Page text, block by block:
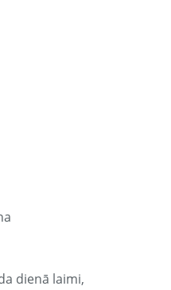
dienā laimi,